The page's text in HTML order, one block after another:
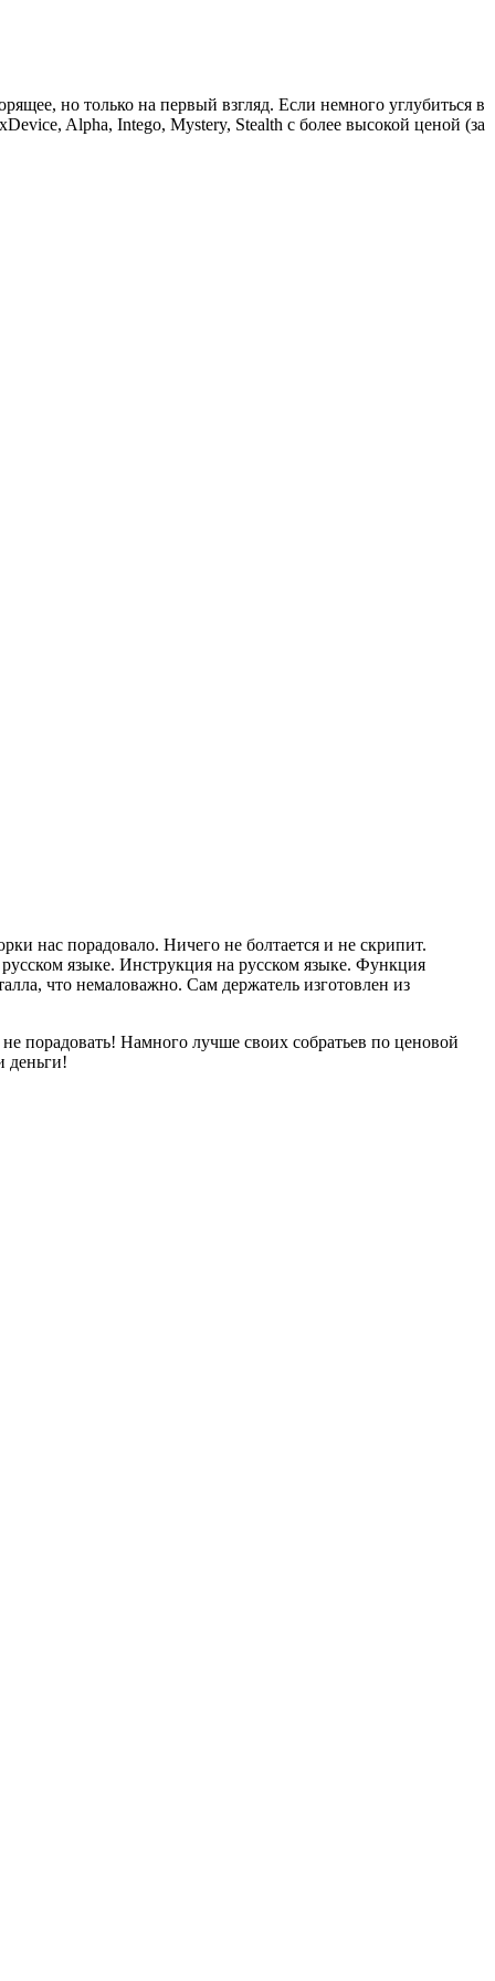
но только на первый взгляд. Если немного углубиться в
Alpha, Intego, Mystery, Stealth с более высокой ценой (за
нас порадовало. Ничего не болтается и не скрипит.
языке. Инструкция на русском языке. Функция
что немаловажно. Сам держатель изготовлен из
порадовать! Намного лучше своих собратьев по ценовой
деньги!